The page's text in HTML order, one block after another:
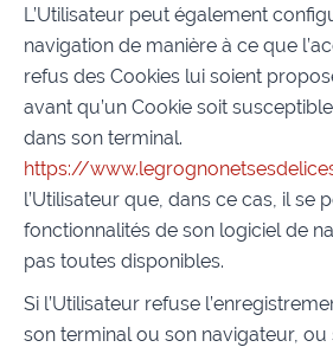
L’Utilisateur peut également
navigation de manière à ce que
refus des Cookies lui soient
avant qu’un Cookie soit
dans son terminal.
https://
l’Utilisateur que, dans ce cas, il se
fonctionnalités de son logiciel de
pas toutes disponibles.
Si l’Utilisateur refuse
son terminal ou son navigateur, ou